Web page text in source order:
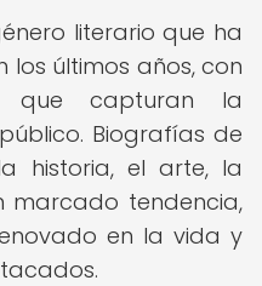
literario que ha
últimos años, con
que capturan la
Biografías de
historia, el arte, la
marcado tendencia,
en la vida y